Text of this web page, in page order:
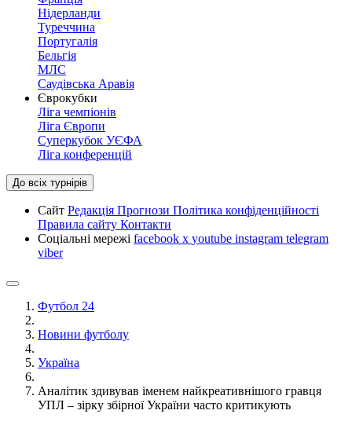
Нідерланди
Туреччина
Португалія
Бельгія
МЛС
Саудівська Аравія
Єврокубки
Ліга чемпіонів
Ліга Європи
Суперкубок УЄФА
Ліга конференцій
До всіх турнірів
Сайт Редакція Прогнози Політика конфіденційності
Правила сайту Контакти
Соціальні мережі facebook x youtube instagram telegram
viber
Футбол 24
Новини футболу
Україна
Аналітик здивував іменем найкреативнішого гравця
УПЛ – зірку збірної України часто критикують